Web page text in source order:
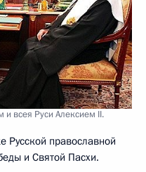
и всея Руси Алексием II.
Русской православной
и Святой Пасхи.